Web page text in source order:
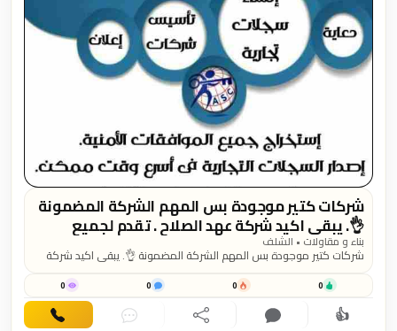
شركات كتير موجودة بس المهم الشركة المضمونة
👌. يبقي اكيد شركة عهد الصلاح . تقدم لجميع
الجنسيات🌏. خدماتها فى تأسيس الشركات _ إصدار
السجلات التجارية _ تخليص المعاملات _الزيارات و
الإقامات . لمزيد من...
بناء و مقاولات • الشلف
شركات كتير موجودة بس المهم الشركة المضمونة 👌. يبقي اكيد شركة
عهد الصلاح . تقدم لجميع الجنسيات🌏. خدماتها فى تأسيس الشركات _
إصدار السجلات التجارية _ تخليص المعاملات _الزيارات و الإقامات . لمزيد
من المعلومات تواصل خاص📧/هند محمد
0
0
0
0
👍اهتمام تعليق مشاركة دردشة اتصال